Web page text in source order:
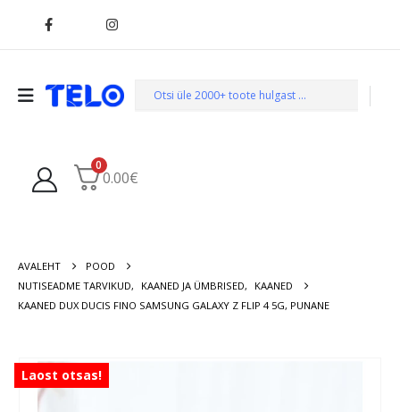
0
0.00€
AVALEHT
POOD
NUTISEADME TARVIKUD, KAANED JA ÜMBRISED,
KAANED
KAANED DUX DUCIS FINO SAMSUNG GALAXY Z FLIP 4 5G, PUNANE
Laost otsas!